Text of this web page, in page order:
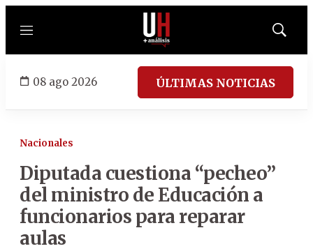
Menú
Mostrar
08 ago 2026 ÚLTIMAS NOTICIAS
Nacionales
Diputada cuestiona “pecheo”
del ministro de Educación a
funcionarios para reparar
aulas